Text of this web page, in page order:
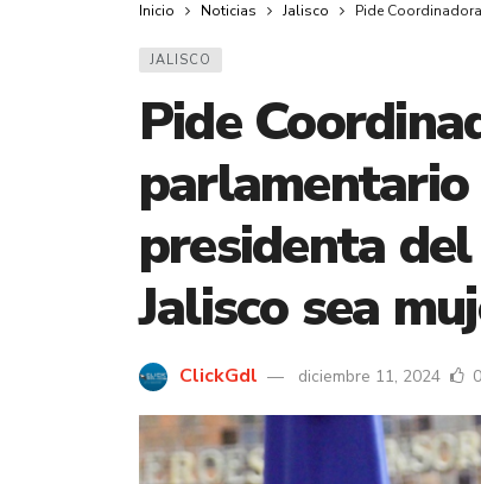
Inicio Noticias Jalisco Pide
JALISCO
Pide
presidenta
Jalisco sea
ClickGdl diciembre 11, 2024 0